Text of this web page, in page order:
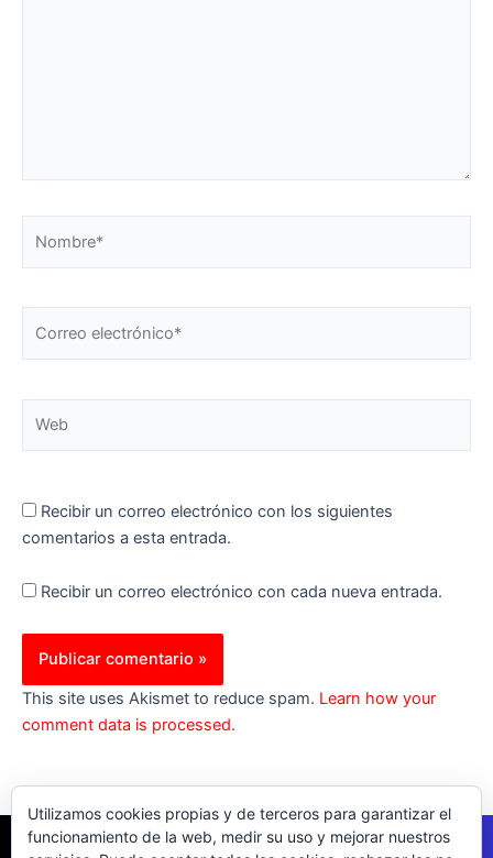
electrónico*
Recibir un correo electrónico con los siguientes
comentarios a esta entrada.
Recibir un correo electrónico con cada nueva entrada.
This site uses Akismet to reduce spam. Learn how your
comment data is processed.
Utilizamos cookies propias y de terceros para garantizar el
funcionamiento de la web, medir su uso y mejorar nuestros